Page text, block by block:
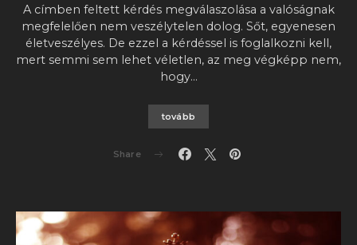
A címben feltett kérdés megválaszolása a valóságnak
megfelelően nem veszélytelen dolog. Sőt, egyenesen
életveszélyes. De ezzel a kérdéssel is foglalkozni kell,
mert semmi sem lehet véletlen, az meg végképp nem,
hogy…
tovább
Share